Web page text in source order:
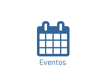
Eventos